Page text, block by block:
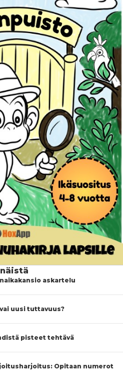
askartelu
uusi tuttavuus?
pisteet tehtävä
Opitaan numerot